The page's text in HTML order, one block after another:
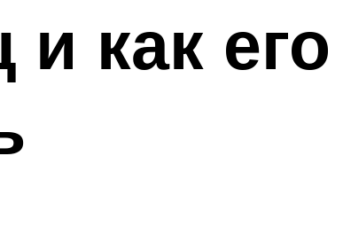
как его